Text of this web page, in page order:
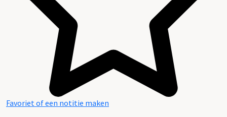
Favoriet of een notitie maken